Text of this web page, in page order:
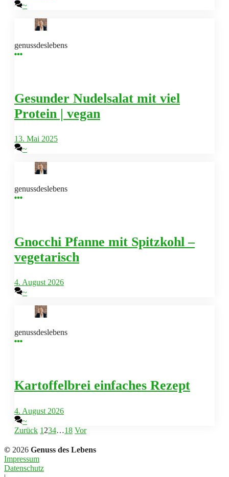
~
genussdeslebens
Gesunder Nudelsalat mit viel
Protein | vegan
13. Mai 2025
~
genussdeslebens
Gnocchi Pfanne mit Spitzkohl –
vegetarisch
4. August 2026
~
genussdeslebens
Kartoffelbrei einfaches Rezept
4. August 2026
~
Zurück 1 234…18 Vor
© 2026 Genuss des Lebens
Impressum
Datenschutz